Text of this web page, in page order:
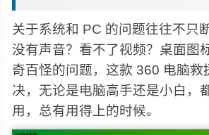
关于系统和 PC 的问题往往不只
没有声音？看不了视频？桌面图
奇百怪的问题，这款 360 电脑救
决，无论是电脑高手还是小白，
用，总有用得上的时候。